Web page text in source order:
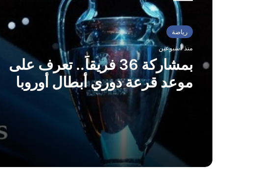
رياضة
منذ أسبوعين
بمشاركة 36 فريقاً.. تعرف على
موعد قرعة دوري أبطال أوروبا
2026-2027